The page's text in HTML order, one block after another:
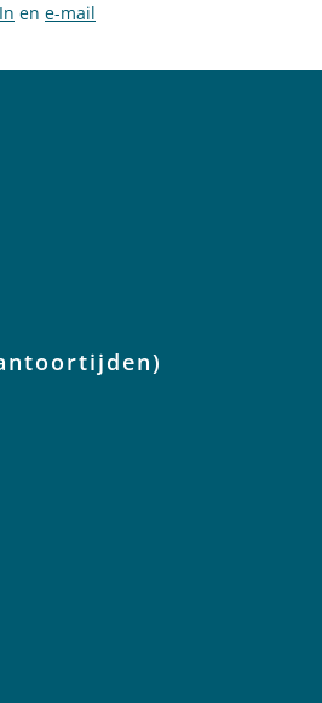
en e-mail